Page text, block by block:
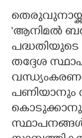
'ആനിമൽ
തദ്ദേശ
പണിയാനും